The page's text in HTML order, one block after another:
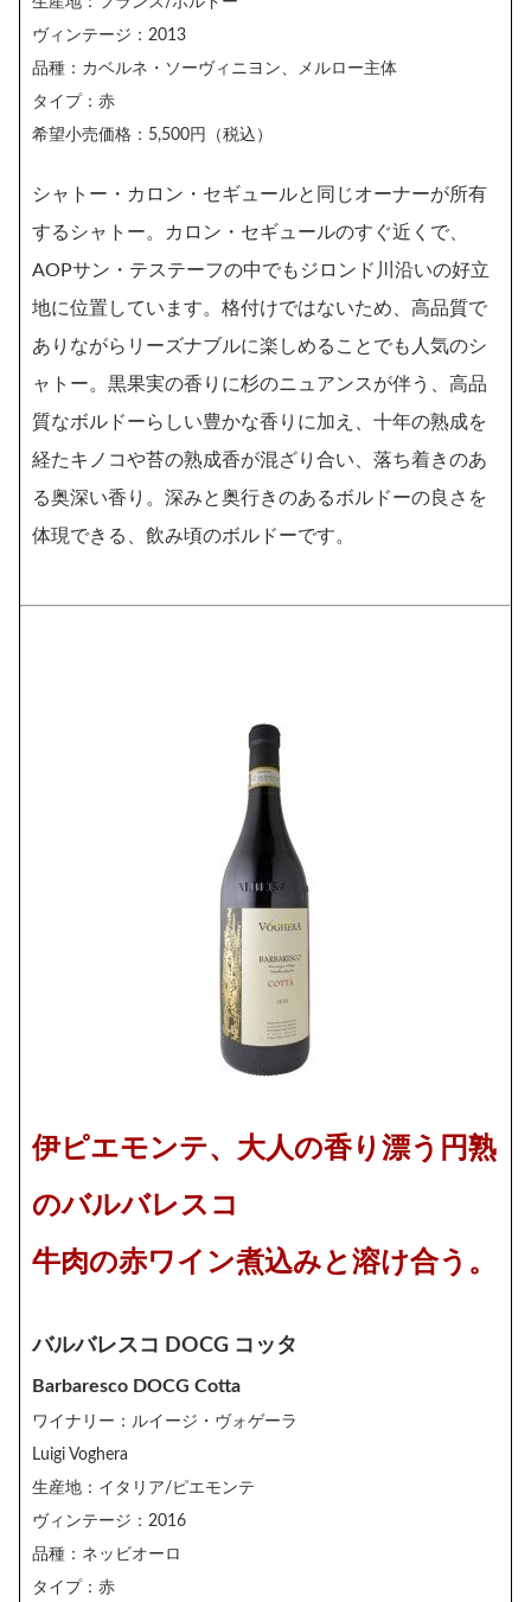
ヴィンテージ：2013
品種：カベルネ・ソーヴィニヨン、メルロー主体
タイプ：赤
希望小売価格：5,500円（税込）
シャトー・カロン・セギュールと同じオーナーが所有
するシャトー。カロン・セギュールのすぐ近くで、
AOPサン・テステーフの中でもジロンド川沿いの好立
地に位置しています。格付けではないため、高品質で
ありながらリーズナブルに楽しめることでも人気のシ
ャトー。黒果実の香りに杉のニュアンスが伴う、高品
質なボルドーらしい豊かな香りに加え、十年の熟成を
経たキノコや苔の熟成香が混ざり合い、落ち着きのあ
る奥深い香り。深みと奥行きのあるボルドーの良さを
体現できる、飲み頃のボルドーです。
伊ピエモンテ、大人の香り漂う円熟
のバルバレスコ
牛肉の赤ワイン煮込みと溶け合う。
バルバレスコ DOCG コッタ
Barbaresco DOCG Cotta
ワイナリー：ルイージ・ヴォゲーラ
Luigi Voghera
生産地：イタリア/ピエモンテ
ヴィンテージ：2016
品種：ネッビオーロ
タイプ：赤